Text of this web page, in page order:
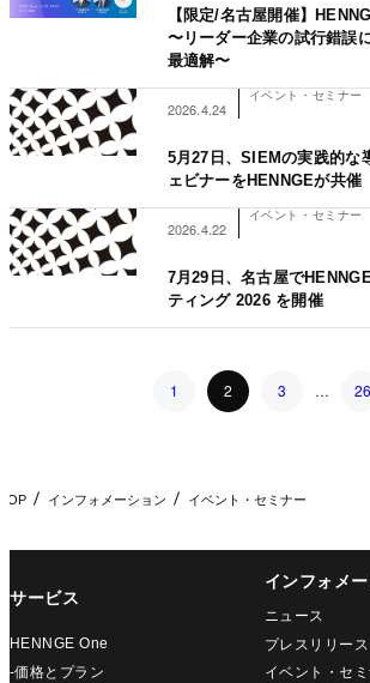
【限定/名古屋開催】
〜リーダー企業の試行錯誤
最適解〜
2026.4.24
イベント・セミナー
5月27日、SIEMの実践的な
ェビナーをHENNGEが共催
2026.4.22
イベント・セミナー
7月29日、名古屋で
ティング 2026 を開催
Posts pagination
1 2 3 … 26
TOP インフォメーション イベント・セミナー
サービス
HENNGE One
-価格とプラン
インフォメ
ニュース
プレスリリース
イベント・セ